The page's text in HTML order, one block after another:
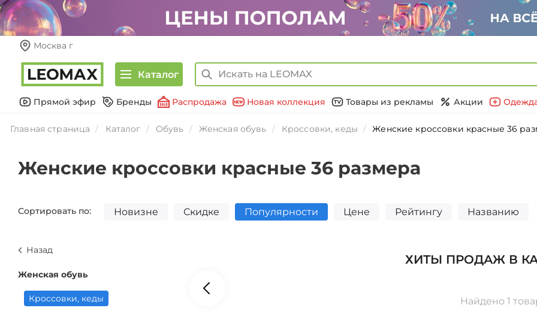
Москва г
Каталог
Прямой эфир Бренды Распродажа Новая коллекция Товары из рекламы Акции
Главная страница Каталог Обувь Женская обувь Кроссовки, кеды Женские кроссовки красные 36
Женские кроссовки красные 36 размера
Сортировать по: Новизне Скидке Популярности Цене Рейтингу Названию
Назад
Женская обувь
Кроссовки, кеды
ХИТЫ ПРОДАЖ В
Найдено 1